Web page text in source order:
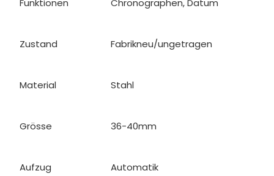
Funktionen Chronographen, Datum
Zustand Fabrikneu/ungetragen
Material Stahl
Grösse 36-40mm
Aufzug Automatik